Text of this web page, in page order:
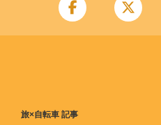
旅×自転車 記事